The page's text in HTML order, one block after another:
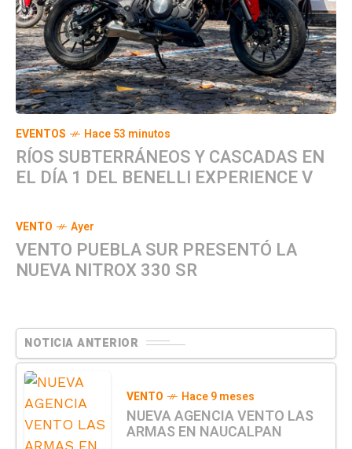
EVENTOS Hace 53 minutos
RÍOS SUBTERRÁNEOS Y CASCADAS EN
EL DÍA 1 DEL BENELLI EXPERIENCE V
VENTO Ayer
VENTO PUEBLA SUR PRESENTÓ LA
NUEVA NITROX 330 SR
NOTICIA ANTERIOR
VENTO Hace 9 meses
NUEVA AGENCIA VENTO LAS
ARMAS EN NAUCALPAN